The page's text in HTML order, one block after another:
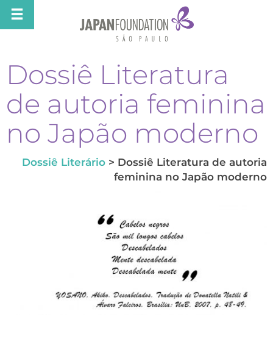
Dossiê Literatura
de autoria feminina
no Japão moderno
Dossiê Literário > Dossiê Literatura de autoria
feminina no Japão moderno